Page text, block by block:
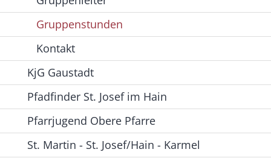
Gruppenstunden
Kontakt
KjG Gaustadt
Pfadfinder St. Josef im Hain
Pfarrjugend Obere Pfarre
St. Martin - St. Josef/Hain - Karmel